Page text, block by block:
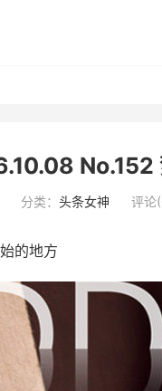
分类： 头条女神 评论
的地方